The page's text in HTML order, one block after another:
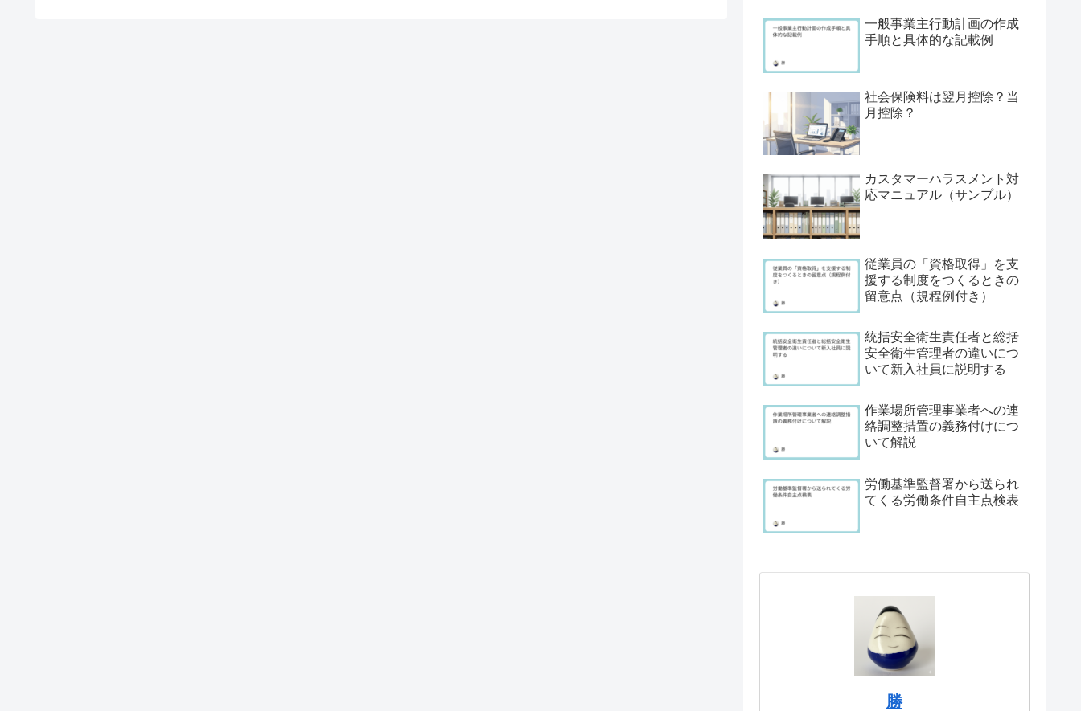
一般事業主行動計画の作成
手順と具体的な記載例
社会保険料は翌月控除？当
月控除？
カスタマーハラスメント対
応マニュアル（サンプル）
従業員の「資格取得」を支
援する制度をつくるときの
留意点（規程例付き）
統括安全衛生責任者と総括
安全衛生管理者の違いにつ
いて新入社員に説明する
作業場所管理事業者への連
絡調整措置の義務付けにつ
いて解説
労働基準監督署から送られ
てくる労働条件自主点検表
勝